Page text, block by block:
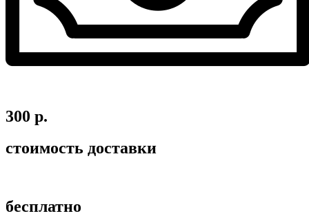
300 р.
стоимость доставки
бесплатно